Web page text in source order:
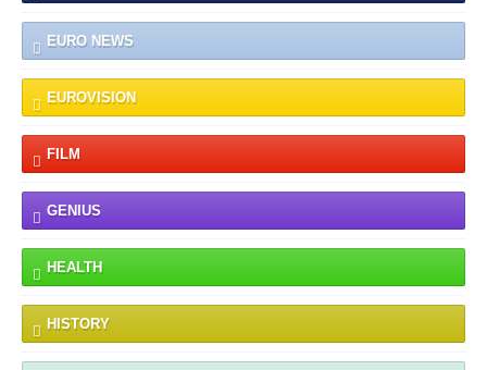
EURO NEWS
EUROVISION
FILM
GENIUS
HEALTH
HISTORY